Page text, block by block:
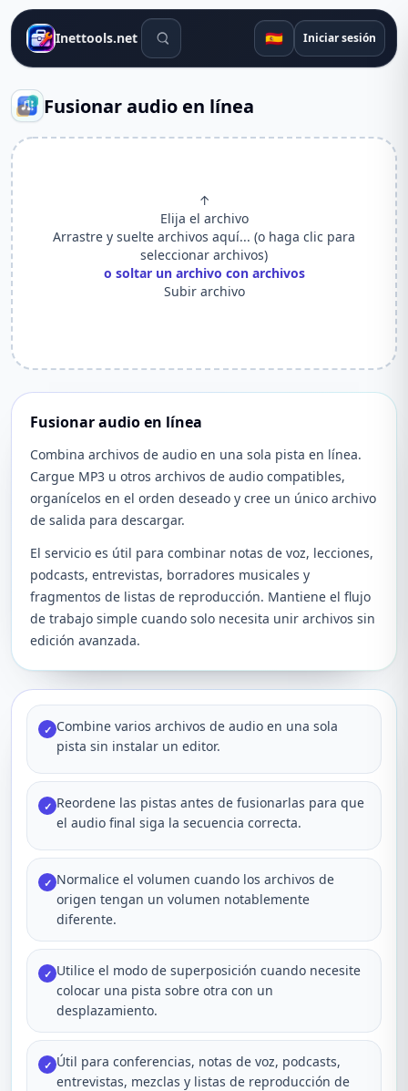
Inettools.net Herramientas de búsqueda
🇪🇸 Iniciar sesión
Fusionar audio en línea
↑
Elija el archivo
Arrastre y suelte archivos aquí... (o haga clic para
seleccionar archivos)
o soltar un archivo con archivos
Subir archivo
Fusionar audio en línea
Combina archivos de audio en una sola pista en línea.
Cargue MP3 u otros archivos de audio compatibles,
organícelos en el orden deseado y cree un único archivo
de salida para descargar.
El servicio es útil para combinar notas de voz, lecciones,
podcasts, entrevistas, borradores musicales y
fragmentos de listas de reproducción. Mantiene el flujo
de trabajo simple cuando solo necesita unir archivos sin
edición avanzada.
✓ Combine varios archivos de audio en una sola
pista sin instalar un editor.
✓ Reordene las pistas antes de fusionarlas para que
el audio final siga la secuencia correcta.
✓ Normalice el volumen cuando los archivos de
origen tengan un volumen notablemente
diferente.
✓ Utilice el modo de superposición cuando necesite
colocar una pista sobre otra con un
desplazamiento.
✓ Útil para conferencias, notas de voz, podcasts,
entrevistas, mezclas y listas de reproducción de